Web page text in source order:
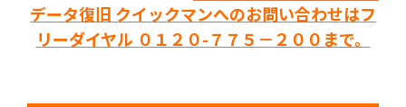
データ復旧 クイックマンへのお問い合わせはフ
リーダイヤル ０１２０-７７５－２００まで。